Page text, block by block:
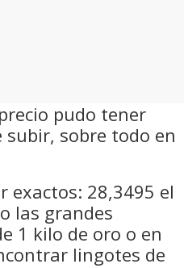
pudo tener
subir, sobre todo en
exactos: 28,3495 el
las grandes
1 kilo de oro o en
lingotes de